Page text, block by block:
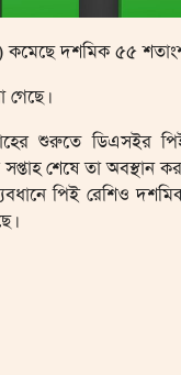
কমেছে দশমিক ৫৫
শুরুতে ডিএসইর
শেষে তা অবস্থান
পিই রেশিও